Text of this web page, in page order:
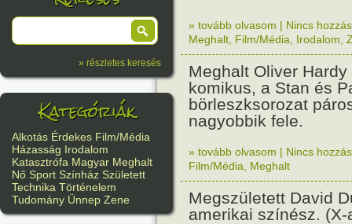
» részletes keresés
Kategóriák
Alkotás Érdekes Film/Média
Házasság Irodalom
Katasztrófa Magyar Meghalt
Nő Sport Színház Született
Technika Történelem
Tudomány Ünnep Zene
» tovább olvasom | Nincs
Meghalt Film/Média Irodalom
Meghalt Oliver
komikus, a Stan és
börleszksorozat
nagyobbik fele.
» tovább olvasom | Nincs
Film/Média
Meghalt
Megszületett David
amerikai színész. (X-